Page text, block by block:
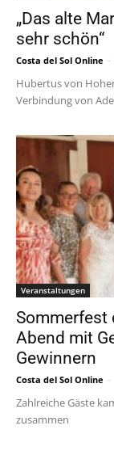
„Das alte
sehr schön“
Costa del Sol Online -
Hubertus von
Verbindung von
Veranstaltungen
Sommerfest
Abend mit
Gewinnern
Costa del Sol Online -
Zahlreiche Gäste
zusammen